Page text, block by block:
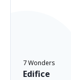
7 Wonders
Edifice